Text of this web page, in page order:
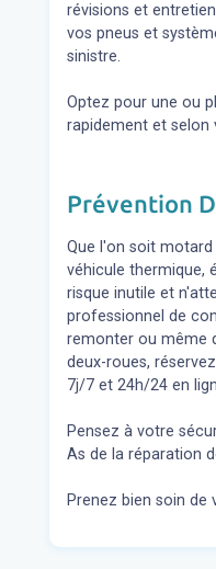
révisions et
vos pneus et
sinistre.
Optez pour une ou
rapidement et selon
Prévention
Que l'on soit
véhicule thermique,
risque inutile et
professionnel de
remonter ou même
deux-roues,
7j/7 et 24h/24 en
Pensez à votre
As de la réparation
Prenez bien soin de